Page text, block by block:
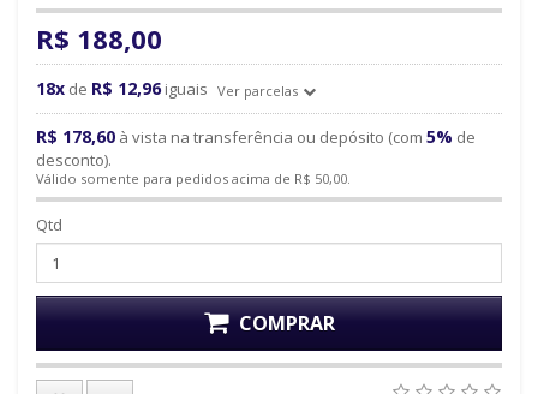
R$ 188,00
18x de R$ 12,96 iguais Ver parcelas
R$ 178,60 à vista na transferência ou depósito (com 5% de
desconto).
Válido somente para pedidos acima de R$ 50,00.
Qtd
COMPRAR